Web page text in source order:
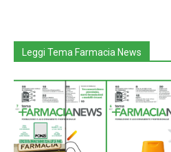
Leggi Tema Farmacia News